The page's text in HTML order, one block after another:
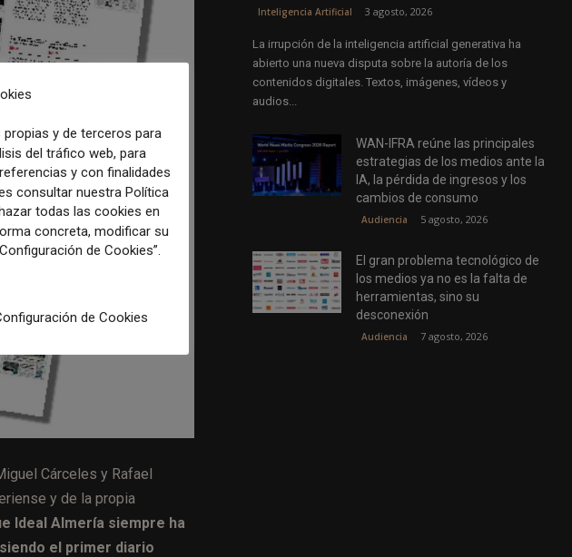
Cárceles y Rafael
y de la propia
Ideal Almería siempre ha
el primer diario
Inteligencia Artificial 3 agosto, 2026
La irrupción de la inteligencia artificial generativa ha
abierto una nueva disputa sobre la autoría de los
contenidos digitales. Textos, imágenes, vídeos y
audios...
WAN-IFRA reúne las principales
estrategias de los medios ante la
IA, la pérdida de ingresos y los
cambios de consumo
Audiencia 5 agosto, 2026
El gran problema tecnológico de
los medios ya no es la falta de
herramientas, sino su
desconexión
Audiencia 7 agosto, 2026
y de terceros para
del tráfico web, para
y con finalidades
consultar nuestra Política
todas las cookies en
concreta, modificar su
de Cookies”.
de Cookies